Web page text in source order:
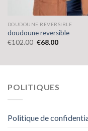
DOUDOUNE REVERSIBLE
doudoune reversible
€102.00 €68.00
POLITIQUES
Politique de